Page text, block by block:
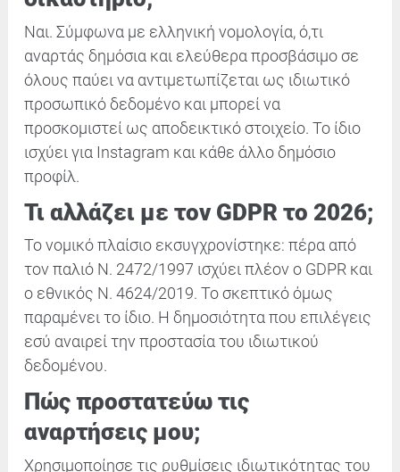
Ναι. Σύμφωνα με ελληνική νομολογία, ό,τι
αναρτάς δημόσια και ελεύθερα προσβάσιμο σε
όλους παύει να αντιμετωπίζεται ως ιδιωτικό
προσωπικό δεδομένο και μπορεί να
προσκομιστεί ως αποδεικτικό στοιχείο. Το ίδιο
ισχύει για Instagram και κάθε άλλο δημόσιο
προφίλ.
Τι αλλάζει με τον GDPR το 2026;
Το νομικό πλαίσιο εκσυγχρονίστηκε: πέρα από
τον παλιό Ν. 2472/1997 ισχύει πλέον ο GDPR και
ο εθνικός Ν. 4624/2019. Το σκεπτικό όμως
παραμένει το ίδιο. Η δημοσιότητα που επιλέγεις
εσύ αναιρεί την προστασία του ιδιωτικού
δεδομένου.
Πώς προστατεύω τις
αναρτήσεις μου;
Χρησιμοποίησε τις ρυθμίσεις ιδιωτικότητας του